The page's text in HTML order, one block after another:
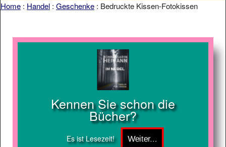
Home : Handel : Geschenke : Bedruckte Kissen-Fotokissen
Kennen Sie schon die
Bücher?
Es ist Lesezeit!